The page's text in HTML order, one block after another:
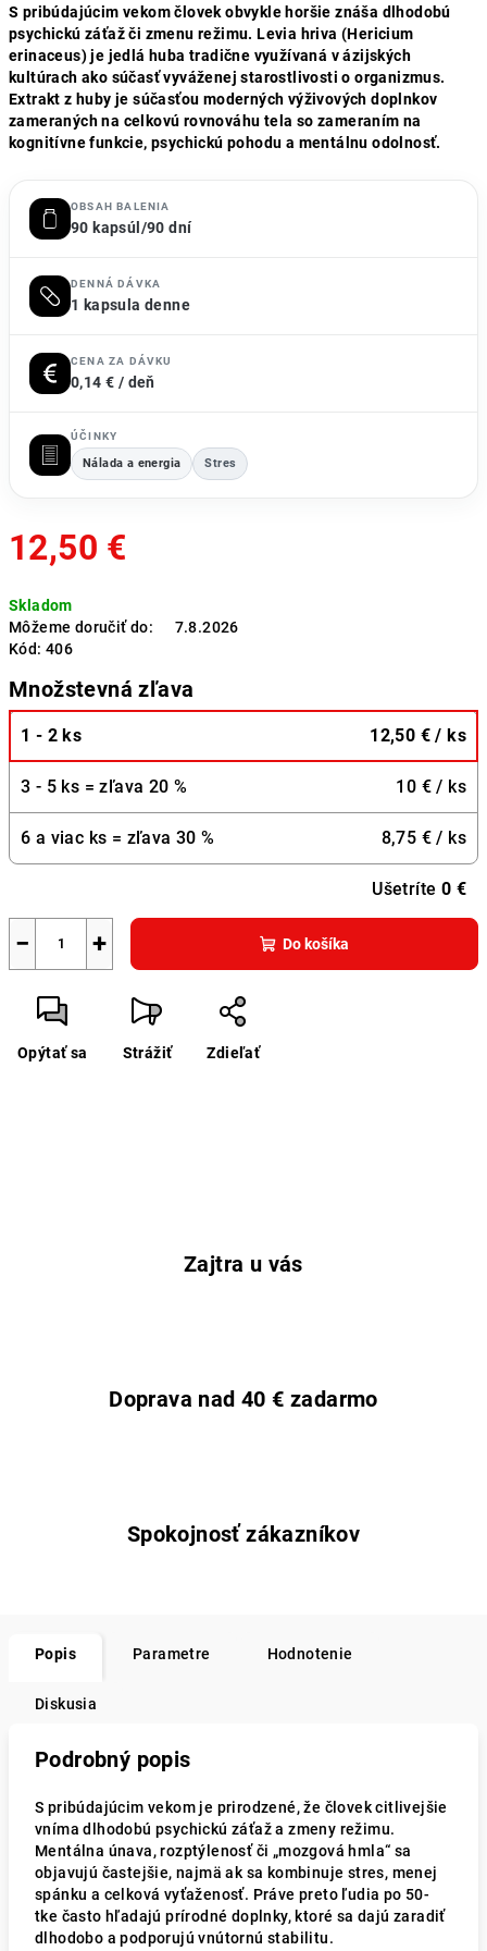
S pribúdajúcim vekom človek obvykle horšie znáša dlhodobú
psychickú záťaž či zmenu režimu. Levia hriva (Hericium
erinaceus) je jedlá huba tradične využívaná v ázijských
kultúrach ako súčasť vyváženej starostlivosti o organizmus.
Extrakt z huby je súčasťou moderných výživových doplnkov
zameraných na celkovú rovnováhu tela so zameraním na
kognitívne funkcie, psychickú pohodu a mentálnu odolnosť.
OBSAH BALENIA
90 kapsúl/90 dní
DENNÁ DÁVKA
1 kapsula denne
CENA ZA DÁVKU
0,14 € / deň
ÚČINKY
Nálada a energia Stres
12,50 €
cena:
Skladom
Môžeme doručiť do:
7.8.2026
Kód: 406
Množstevná zľava
1 - 2 ks 12,50 € / ks
3 - 5 ks = zľava 20 % 10 € / ks
6 a viac ks = zľava 30 % 8,75 € / ks
Ušetríte 0 €
+
− Do košíka
Opýtať sa Strážiť Zdieľať
Zajtra u vás
Doprava nad 40 € zadarmo
Spokojnosť zákazníkov
Popis Parametre Hodnotenie
Diskusia
Podrobný popis
S pribúdajúcim vekom je prirodzené, že človek citlivejšie
vníma dlhodobú psychickú záťaž a zmeny režimu.
Mentálna únava, rozptýlenosť či „mozgová hmla“ sa
objavujú častejšie, najmä ak sa kombinuje stres, menej
spánku a celková vyťaženosť. Práve preto ľudia po 50-
tke často hľadajú prírodné doplnky, ktoré sa dajú zaradiť
dlhodobo a podporujú vnútornú stabilitu.